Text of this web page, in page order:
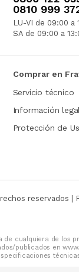
0810 999
LU-VI de 09:00 a
SA de 09:00 a
Comprar en
Servicio técnico
Información legal
Protección de
reservados |
de cualquiera de los
publicados en